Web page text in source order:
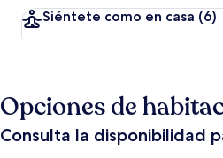
Siéntete como en casa (6)
Opciones de
Consulta la disponibilidad